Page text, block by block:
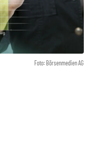
Foto: Börsenmedien AG